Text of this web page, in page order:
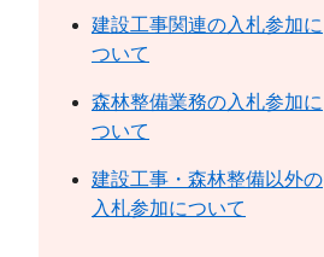
建設工事関連の入札参加に
ついて
森林整備業務の入札参加に
ついて
建設工事・森林整備以外の
入札参加について